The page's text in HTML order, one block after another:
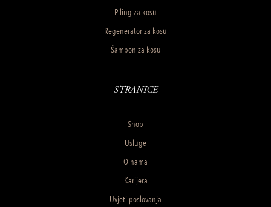
Piling za kosu
Regenerator za kosu
Šampon za kosu
STRANICE
Shop
Usluge
O nama
Karijera
Uvjeti poslovanja